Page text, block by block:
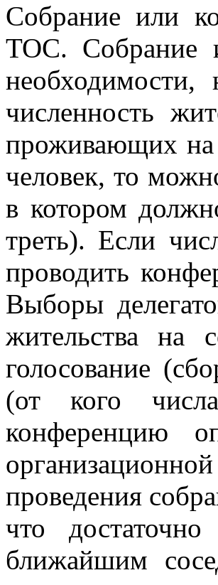
Собрание или
ТОС. Собрание
численность
проживающих на
человек, то
в котором
треть). Если
проводить
Выборы
жительства на
голосование
(от кого
конференцию
проведения
что
ближайшим